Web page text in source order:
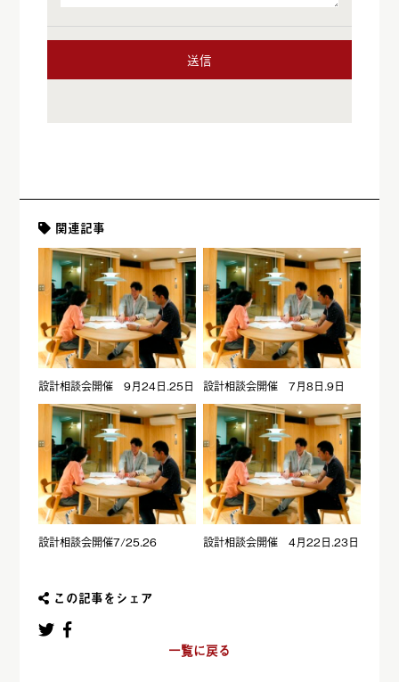
関連記事
設計相談会開催 9月24日.25日 設計相談会開催 7月8日.9日
設計相談会開催7/25.26 設計相談会開催 4月22日.23日
この記事をシェア
一覧に戻る